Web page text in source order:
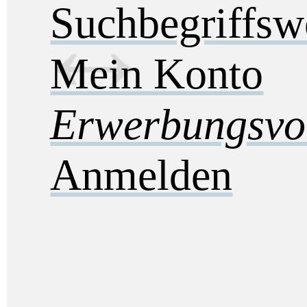
Mein Konto
Anmelden